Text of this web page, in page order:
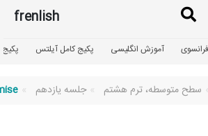
frenlish
آموزش انگلیسی پکیج کامل آیلتس پکیج
سطح متوسطه، ترم هشتم جلسه یازدهم